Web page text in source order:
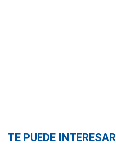
TE PUEDE INTERESAR